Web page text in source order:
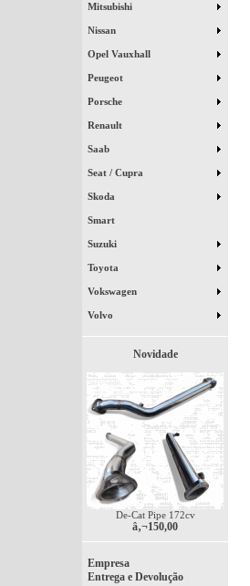
Mitsubishi
Nissan
Opel Vauxhall
Peugeot
Porsche
Renault
Saab
Seat / Cupra
Skoda
Smart
Suzuki
Toyota
Vokswagen
Volvo
Novidade
De-Cat Pipe 172cv
â‚¬150,00
Empresa
Entrega e Devolução